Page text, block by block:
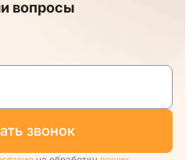
вопросы
звонок